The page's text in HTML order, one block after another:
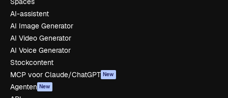
AI-assistent
AI Image Generator
AI Video Generator
AI Voice Generator
Stockcontent
MCP voor Claude/ChatGPT New
Agenten New